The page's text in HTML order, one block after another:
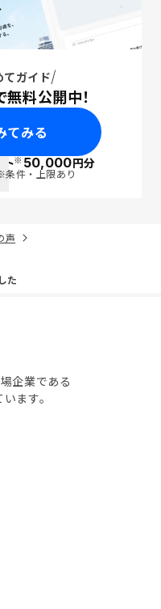
ガイド
料公開中！
てみる
ト※50,000円分
条件・上限あり
声
た
企業である
ます。